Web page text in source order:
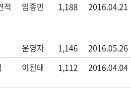
적
임종민 1,188 2016.04.21
운영자 1,146
2016.05.26
이진태 1,112 2016.04.04